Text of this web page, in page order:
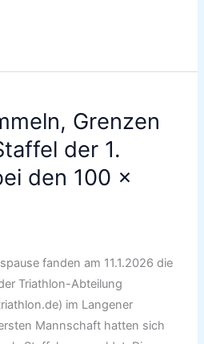
Grenzen
der 1.
den 100 x
fanden am 11.1.2026 die
Triathlon-Abteilung
im Langener
Mannschaft hatten sich